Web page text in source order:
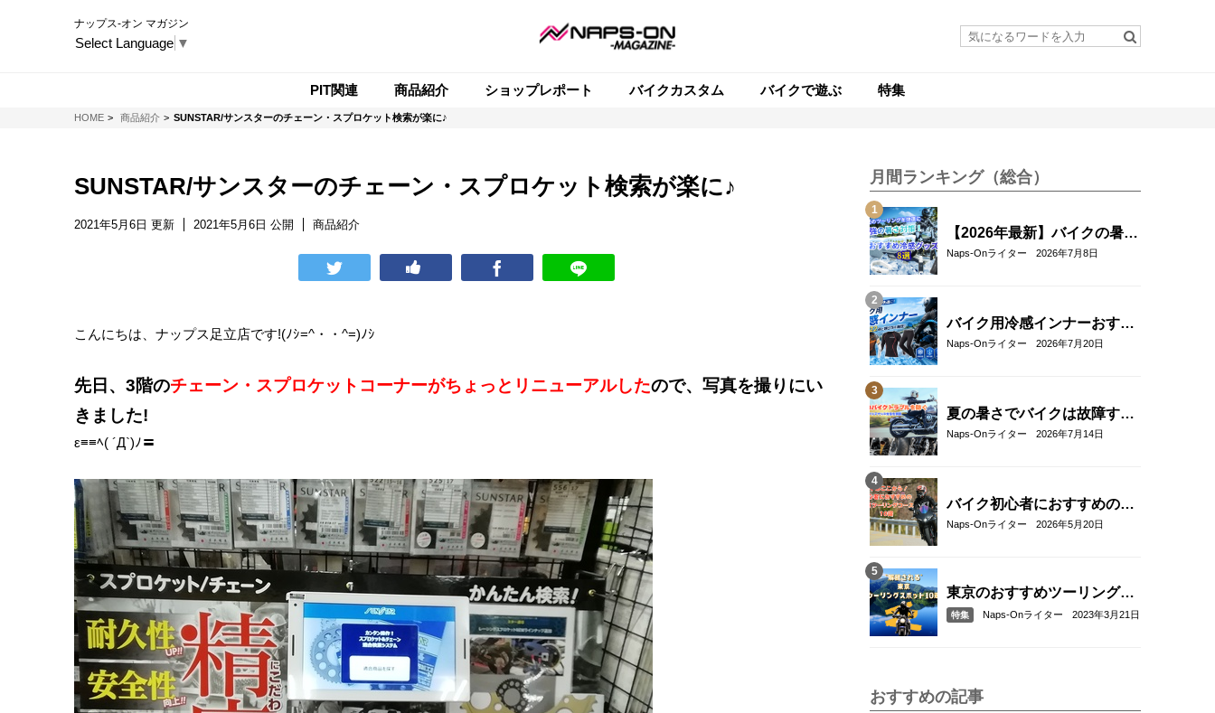
ナップス-オン マガジン
Select Language ▼
PIT関連 商品紹介 ショップレポート バイクカスタム バイクで遊ぶ 特集
HOMENAPS-ON マガジン
商品紹介 SUNSTAR/サンスターのチェーン・スプロケット検索が楽に♪
SUNSTAR/サンスターのチェーン・スプロケット検索が楽に♪
2021年5月6日 更新 2021年5月6日 公開 商品紹介
こんにちは、ナップス足立店です!(ﾉｼ=^・・^=)ﾉｼ
先日、3階のチェーン・スプロケットコーナーがちょっとリニューアルしたので、写真を撮りにい
きました!
ε≡≡ﾍ( ´Д`)ﾉ〓
月間ランキング（総合）
【2026年最新】バイクの暑さ
対策・冷感グッズおすすめ8
Naps-Onライター 2026年7月8日
バイク用冷感インナーおすす
め22選！夏のツーリングを快
Naps-Onライター 2026年7月20日
夏の暑さでバイクは故障す
る？起こりやすいトラブルと
Naps-Onライター 2026年7月14日
バイク初心者におすすめの関
東近郊ツーリングコース10選
Naps-Onライター 2026年5月20日
東京のおすすめツーリングス
ポット10選
特集 Naps-Onライター 2023年3月21日
おすすめの記事